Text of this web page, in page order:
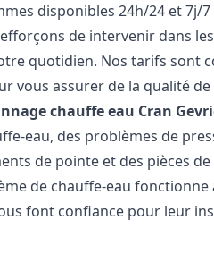
disponibles 24h/24 et 7j/
de intervenir dans
quotidien. Nos tarifs sont
vous assurer de la qualité
chauffe eau Cran
eau, des problèmes de
de pointe et des pièces
de chauffe-eau fonctionne
font confiance pour leur